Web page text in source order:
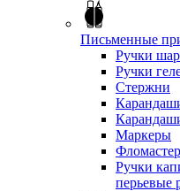
Письменные
Ручки
Ручки
Стержни
Маркеры
Ручки
перьевые